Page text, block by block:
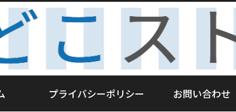
プライバシーポリシー お問い合わせ